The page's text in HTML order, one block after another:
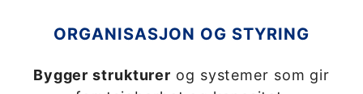
ORGANISASJON OG STYRING
Bygger strukturer og systemer som gir